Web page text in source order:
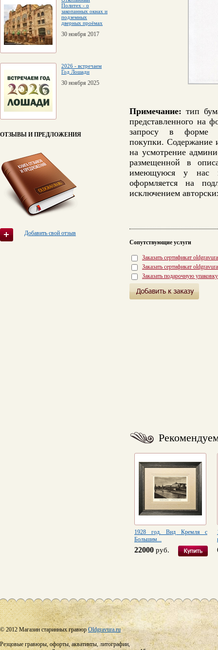
Политех - о
закопанных окнах и
подземных
дверных проёмах
30 ноября 2017
2026 - встречаем
Год Лошади
30 ноября 2025
ОТЗЫВЫ И ПРЕДЛОЖЕНИЯ
Добавить свой отзыв
Примечание: тип
представленного на
запросу в форме
покупки.Содержание
на усмотрение
размещенной в
имеющуюся у нас
оформляется на
исключением
Сопутствующие услуги
Заказать сертификат
Заказать сертификат
Заказать подарочную
1928 год. Вид Кремля с
Большим...
22000 руб.
© 2012 Магазин старинных гравюрOldgravura.ru
Резцовые гравюры, офорты, акватинты, литографии,